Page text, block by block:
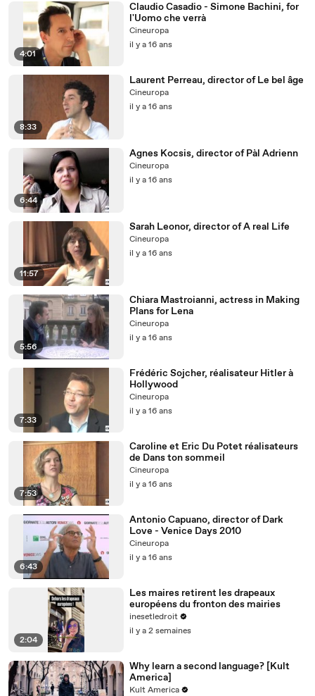
4:01
Claudio Casadio - Simone Bachini, for
l'Uomo che verrà
Cineuropa
il y a 16 ans
8:33
Laurent Perreau, director of Le bel âge
Cineuropa
il y a 16 ans
6:44
Agnes Kocsis, director of Pàl Adrienn
Cineuropa
il y a 16 ans
11:57
Sarah Leonor, director of A real Life
Cineuropa
il y a 16 ans
5:56
Chiara Mastroianni, actress in Making
Plans for Lena
Cineuropa
il y a 16 ans
7:33
Frédéric Sojcher, réalisateur Hitler à
Hollywood
Cineuropa
il y a 16 ans
7:53
Caroline et Eric Du Potet réalisateurs
de Dans ton sommeil
Cineuropa
il y a 16 ans
6:43
Antonio Capuano, director of Dark
Love - Venice Days 2010
Cineuropa
il y a 16 ans
2:04
Les maires retirent les drapeaux
européens du fronton des mairies
inesetledroit
il y a 2 semaines
Why learn a second language? [Kult
America]
Kult America